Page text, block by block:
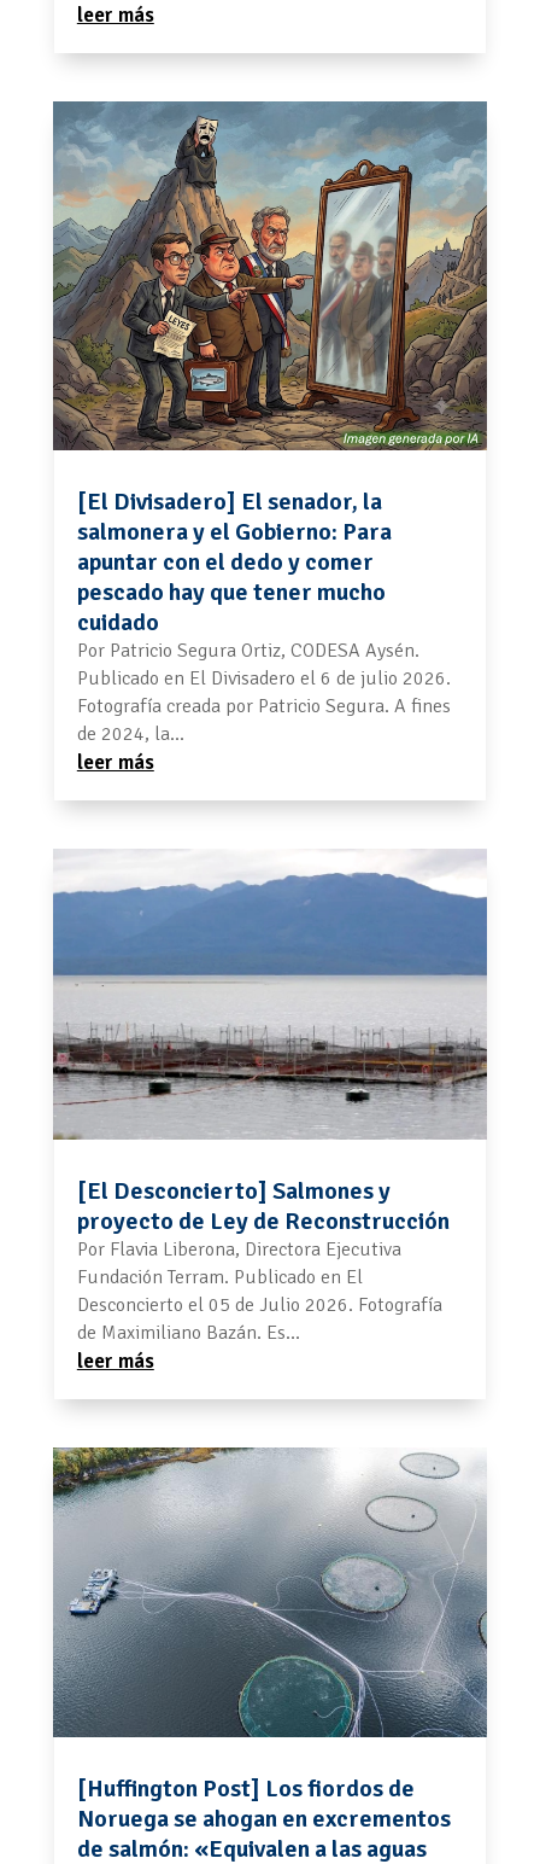
leer más
[El Divisadero] El senador, la
salmonera y el Gobierno: Para
apuntar con el dedo y comer
pescado hay que tener mucho
cuidado
Por Patricio Segura Ortiz, CODESA Aysén.
Publicado en El Divisadero el 6 de julio 2026.
Fotografía creada por Patricio Segura. A fines
de 2024, la...
leer más
[El Desconcierto] Salmones y
proyecto de Ley de Reconstrucción
Por Flavia Liberona, Directora Ejecutiva
Fundación Terram. Publicado en El
Desconcierto el 05 de Julio 2026. Fotografía
de Maximiliano Bazán. Es...
leer más
[Huffington Post] Los fiordos de
Noruega se ahogan en excrementos
de salmón: «Equivalen a las aguas